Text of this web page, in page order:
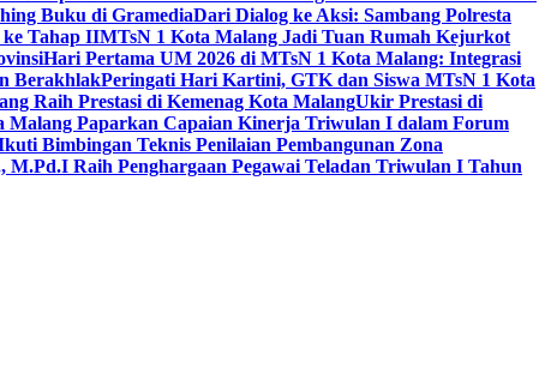
Buku di GramediaDari Dialog ke Aksi: Sambang Polresta
Tahap IIMTsN 1 Kota Malang Jadi Tuan Rumah Kejurkot
Hari Pertama UM 2026 di MTsN 1 Kota Malang: Integrasi
BerakhlakPeringati Hari Kartini, GTK dan Siswa MTsN 1 Kota
Raih Prestasi di Kemenag Kota MalangUkir Prestasi di
Malang Paparkan Capaian Kinerja Triwulan I dalam Forum
Bimbingan Teknis Penilaian Pembangunan Zona
M.Pd.I Raih Penghargaan Pegawai Teladan Triwulan I Tahun